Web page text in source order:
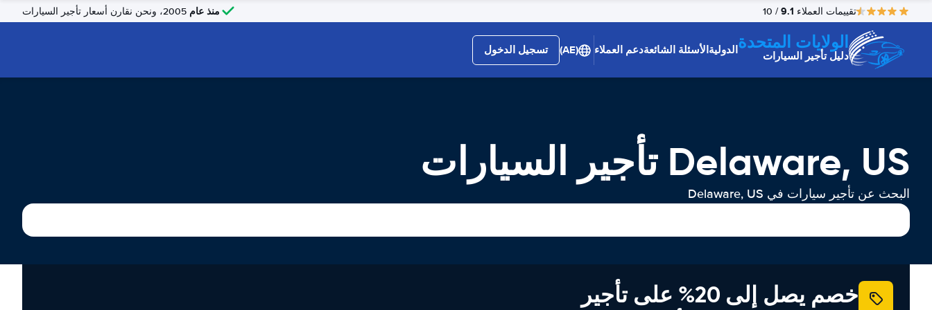
تقييمات العملاء 9.1
/ 10 منذ عام
الولايات المتحدة
دليل تأجير السيارات الدوليةالأسئلة الشائعةدعم العملاء (AE) تسجيل الدخول
Delaware, US تأجير السيارات
البحث عن تأجير سيارات في Delaware, US
خصم يصل إلى 20% على تأجير